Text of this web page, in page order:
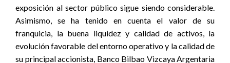
exposición al sector público sigue siendo considerable.
Asimismo, se ha tenido en cuenta el valor de su
franquicia, la buena liquidez y calidad de activos, la
evolución favorable del entorno operativo y la calidad de
su principal accionista, Banco Bilbao Vizcaya Argentaria